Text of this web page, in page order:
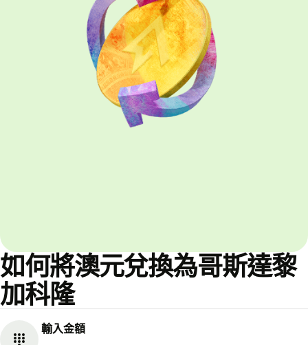
如何將澳元兌換為哥斯達黎
加科隆
輸入金額